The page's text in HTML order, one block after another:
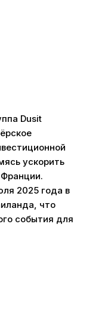
Dusit
ускорить
Франции.
2025 года в
что
события для